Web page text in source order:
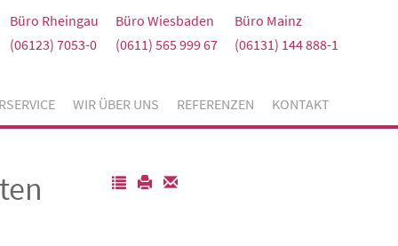
Büro Rheingau
(06123) 7053-0
Büro Wiesbaden
(0611) 565 999 67
Büro Mainz
(06131) 144 888-1
WIR ÜBER UNS REFERENZEN KONTAKT